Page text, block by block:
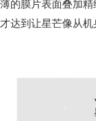
薄的膜片表面叠加
才达到让星芒像从